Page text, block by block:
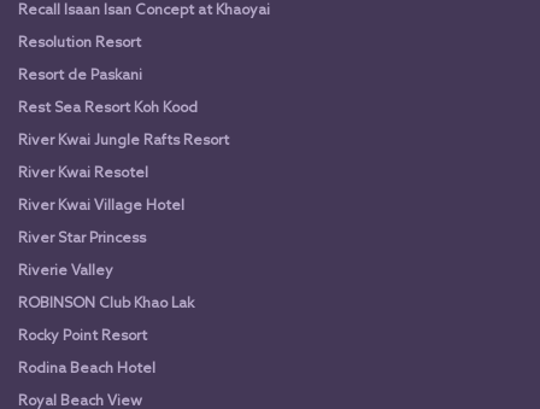
Recall Isaan Isan Concept at Khaoyai
Resolution Resort
Resort de Paskani
Rest Sea Resort Koh Kood
River Kwai Jungle Rafts Resort
River Kwai Resotel
River Kwai Village Hotel
River Star Princess
Riverie Valley
ROBINSON Club Khao Lak
Rocky Point Resort
Rodina Beach Hotel
Royal Beach View